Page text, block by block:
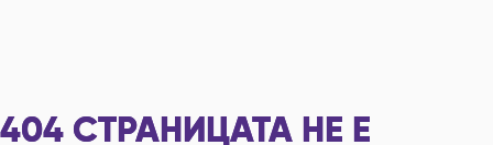
404 СТРАНИЦАТА НЕ Е